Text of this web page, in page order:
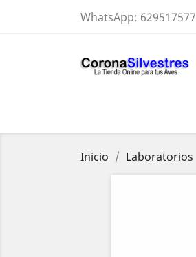
WhatsApp: 629517577
Inicio Laboratorios